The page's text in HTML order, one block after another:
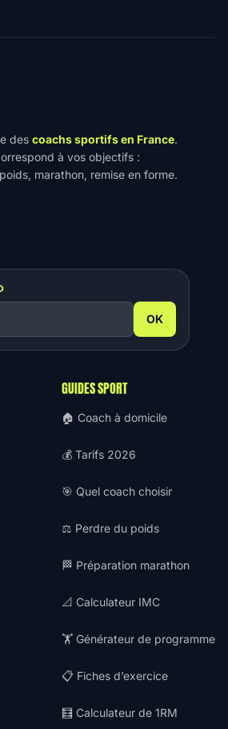
des coachs sportifs en France.
à vos objectifs :
marathon, remise en forme.
OK
GUIDES SPORT
🏠 Coach à domicile
💰 Tarifs 2026
🎯 Quel coach choisir
⚖️ Perdre du poids
🏁 Préparation marathon
📐 Calculateur IMC
🏋️ Générateur de programme
📋 Fiches d’exercice
🧮 Calculateur de 1RM